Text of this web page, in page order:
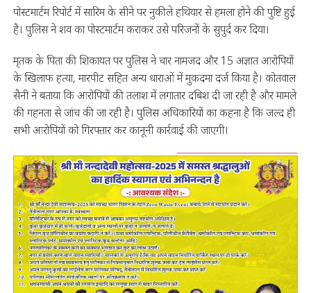
पोस्टमार्टम रिपोर्ट में सारिम के सीने पर नुकीले हथियार से हमला होने की पुष्टि हुई
है। पुलिस ने शव का पोस्टमार्टम कराकर उसे परिजनों के सुपुर्द कर दिया।
मृतक के पिता की शिकायत पर पुलिस ने चार नामजद और 15 अज्ञात आरोपियों
के खिलाफ हत्या, मारपीट सहित अन्य धाराओं में मुकदमा दर्ज किया है। कोतवाल
सैनी ने बताया कि आरोपियों की तलाश में लगातार दबिश दी जा रही है और मामले
की गहनता से जांच की जा रही है। पुलिस अधिकारियों का कहना है कि जल्द ही
सभी आरोपियों को गिरफ्तार कर कानूनी कार्रवाई की जाएगी।